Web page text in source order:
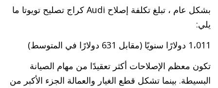
بشكل عام ، تبلغ تكلفة إصلاح Audi كراج تصليح تويوتا ما
يلي:
1،011 دولارًا سنويًا (مقابل 631 دولارًا في المتوسط)
تكون معظم الإصلاحات أكثر تعقيدًا من مهام الصيانة
البسيطة. بينما تشكل قطع الغيار والعمالة الجزء الأكبر من